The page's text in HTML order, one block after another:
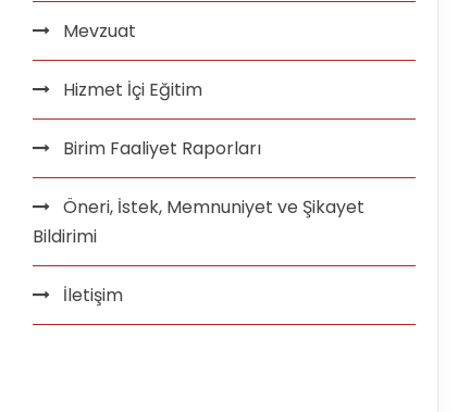
Mevzuat
Hizmet İçi Eğitim
Birim Faaliyet Raporları
Öneri, İstek, Memnuniyet ve Şikayet
Bildirimi
İletişim